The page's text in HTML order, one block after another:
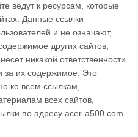
ведут к ресурсам, которые
Данные ссылки
и не означают,
других сайтов,
никакой ответственности
за их содержимое. Это
ко всем ссылкам,
всех сайтов,
по адресу acer-a500.com.